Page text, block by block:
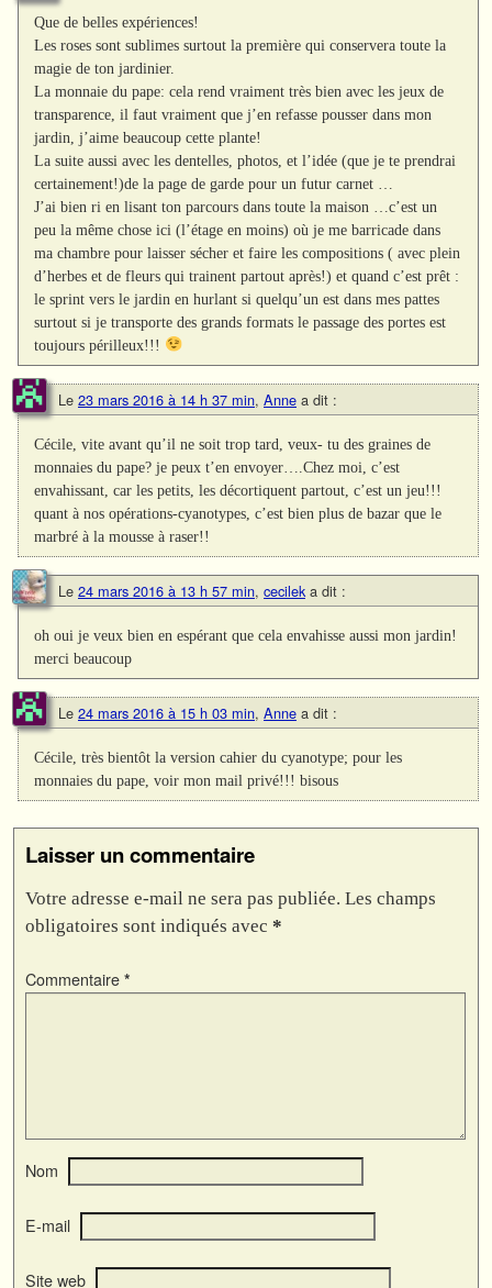
Que de belles expériences!
Les roses sont sublimes surtout la première qui conservera toute la
magie de ton jardinier.
La monnaie du pape: cela rend vraiment très bien avec les jeux de
transparence, il faut vraiment que j’en refasse pousser dans mon
jardin, j’aime beaucoup cette plante!
La suite aussi avec les dentelles, photos, et l’idée (que je te prendrai
certainement!)de la page de garde pour un futur carnet …
J’ai bien ri en lisant ton parcours dans toute la maison …c’est un
peu la même chose ici (l’étage en moins) où je me barricade dans
ma chambre pour laisser sécher et faire les compositions ( avec plein
d’herbes et de fleurs qui trainent partout après!) et quand c’est prêt :
le sprint vers le jardin en hurlant si quelqu’un est dans mes pattes
surtout si je transporte des grands formats le passage des portes est
toujours périlleux!!!
Le 23 mars 2016 à 14 h 37 min, Anne a dit :
Cécile, vite avant qu’il ne soit trop tard, veux- tu des graines de
monnaies du pape? je peux t’en envoyer….Chez moi, c’est
envahissant, car les petits, les décortiquent partout, c’est un jeu!!!
quant à nos opérations-cyanotypes, c’est bien plus de bazar que le
marbré à la mousse à raser!!
Le 24 mars 2016 à 13 h 57 min, cecilek a dit :
oh oui je veux bien en espérant que cela envahisse aussi mon jardin!
merci beaucoup
Le 24 mars 2016 à 15 h 03 min, Anne a dit :
Cécile, très bientôt la version cahier du cyanotype; pour les
monnaies du pape, voir mon mail privé!!! bisous
Laisser un commentaire
Votre adresse e-mail ne sera pas publiée. Les champs
obligatoires sont indiqués avec *
Commentaire *
Nom
E-mail
Site web